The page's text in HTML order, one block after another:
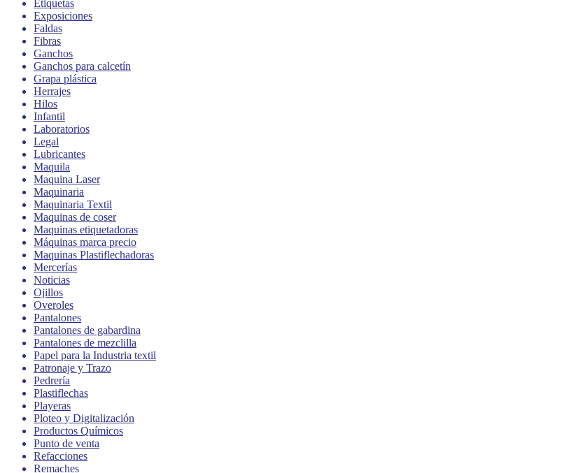
Etiquetas
Exposiciones
Faldas
Fibras
Ganchos
Ganchos para calcetín
Grapa plástica
Herrajes
Hilos
Infantil
Laboratorios
Legal
Lubricantes
Maquila
Maquina Laser
Maquinaria
Maquinaria Textil
Maquinas de coser
Maquinas etiquetadoras
Máquinas marca precio
Maquinas Plastiflechadoras
Mercerías
Noticias
Ojillos
Overoles
Pantalones
Pantalones de gabardina
Pantalones de mezclilla
Papel para la Industria textil
Patronaje y Trazo
Pedrería
Plastiflechas
Playeras
Ploteo y Digitalización
Productos Químicos
Punto de venta
Refacciones
Remaches